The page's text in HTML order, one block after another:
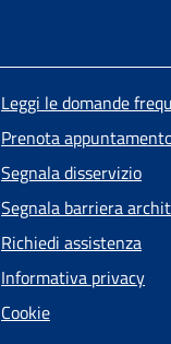
Menu
Leggi le domande
Prenota
Segnala disservizio
Segnala barriera
Richiedi assistenza
Informativa privacy
Cookie